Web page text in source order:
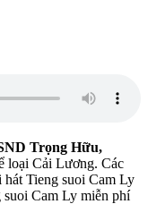
Trọng Hữu,
loại Cải Lương. Các
hát Tieng suoi Cam Ly
Cam Ly miễn phí